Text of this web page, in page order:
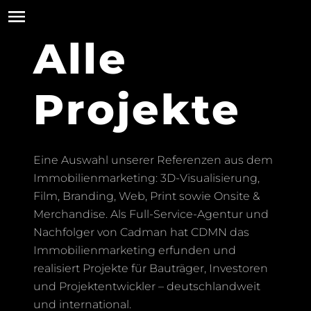
Alle
Projekte
Eine Auswahl unserer Referenzen aus dem
Immobilienmarketing: 3D-Visualisierung,
Film, Branding, Web, Print sowie Onsite &
Merchandise. Als Full-Service-Agentur und
Nachfolger von Cadman hat CDMN das
Immobilienmarketing erfunden und
realisiert Projekte für Bauträger, Investoren
und Projektentwickler – deutschlandweit
und international.